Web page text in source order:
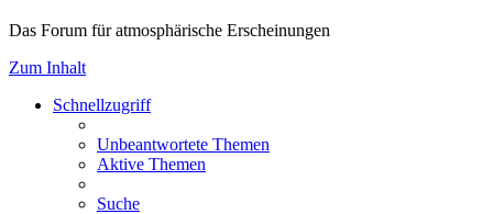
Das Forum für atmosphärische Erscheinungen
Zum Inhalt
Schnellzugriff
Unbeantwortete Themen
Aktive Themen
Suche